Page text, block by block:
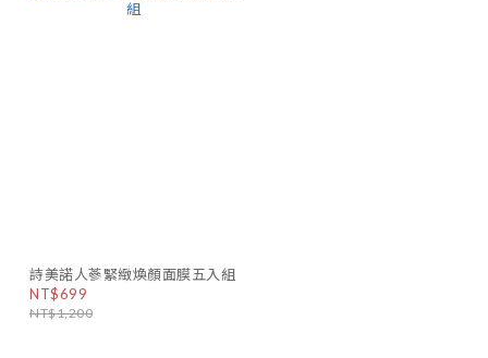
詩美諾人蔘緊緻煥顏面膜五入組
NT$699
NT$1,200